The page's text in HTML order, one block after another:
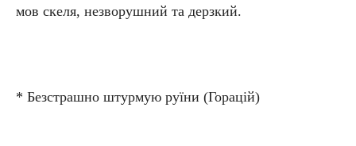
мов скеля, незворушний та дерзкий.
* Безстрашно штурмую руїни (Горацій)